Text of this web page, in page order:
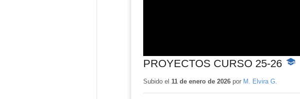
PROYECTOS CURSO 25-26 -
Subido el 11 de enero de 2026por M. Elvira G.